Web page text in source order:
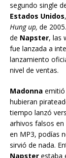
segundo single
Estados Unidos
Hung up, de
de Napster, las
fue lanzada a
lanzamiento
nivel de ventas.
Madonna emitió
hubieran
tiempo lanzó
arhivos falsos
en MP3, podías
sirvió de nada.
Napster estaba